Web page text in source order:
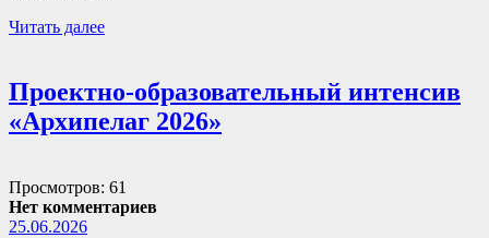
Читать далее
Проектно-образовательный интенсив
«Архипелаг 2026»
Просмотров: 61
Нет комментариев
25.06.2026